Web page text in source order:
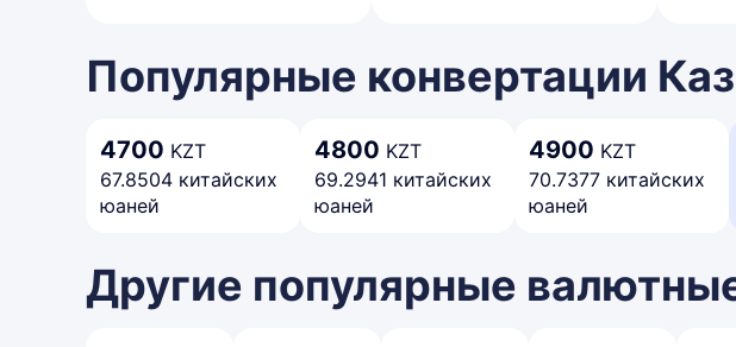
Популярные конвертации
4700 KZT
67.8504 китайских
юаней
4800 KZT
69.2941 китайских
юаней
4900 KZT
70.7377 китайских
юаней
Другие популярные